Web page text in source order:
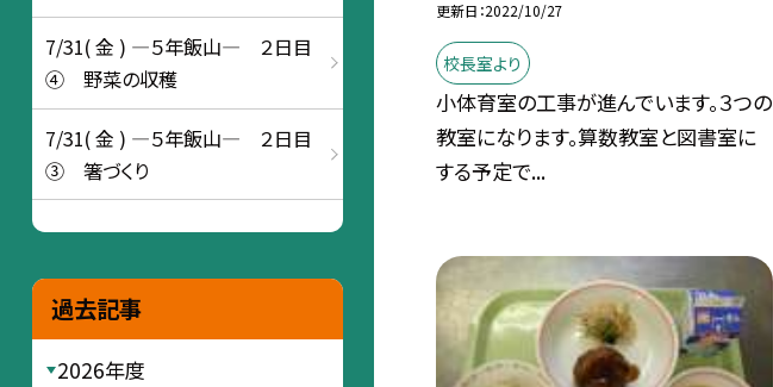
更新日 2022/10/27
校長室より
小体育室の工事が進んでいます。３つの
教室になります。算数教室と図書室に
する予定で...
7/31( 金 ) ―５年飯山― ２日目
④ 野菜の収穫
7/31( 金 ) ―５年飯山― ２日目
③ 箸づくり
過去記事
2026年度